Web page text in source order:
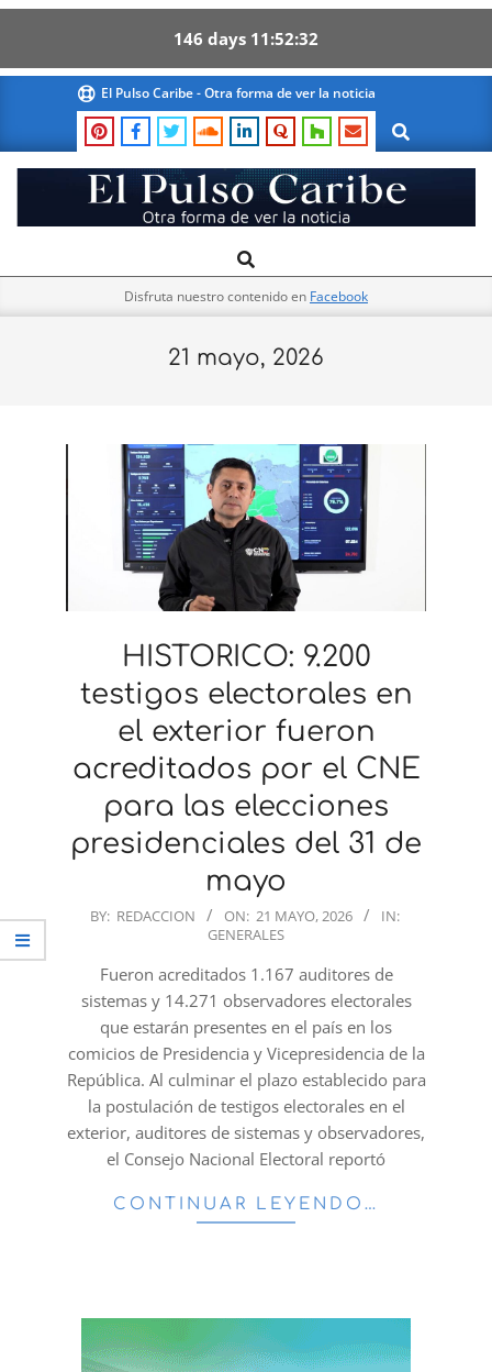
146 days 11 52 32
content
El Pulso Caribe - Otra forma de ver la noticia
Search
El
Pulso
Navigation
Search
Disfruta nuestro contenido en Facebook
21 mayo, 2026
HISTORICO: 9.200
testigos electorales en
el exterior fueron
acreditados por el CNE
para las elecciones
presidenciales del 31 de
mayo
2026-
BY: REDACCION ON: 21 MAYO, 2026
IN:
GENERALES
Fueron acreditados 1.167 auditores de
sistemas y 14.271 observadores electorales
que estarán presentes en el país en los
comicios de Presidencia y Vicepresidencia de la
República. Al culminar el plazo establecido para
la postulación de testigos electorales en el
exterior, auditores de sistemas y observadores,
el Consejo Nacional Electoral reportó
CONTINUAR LEYENDO…